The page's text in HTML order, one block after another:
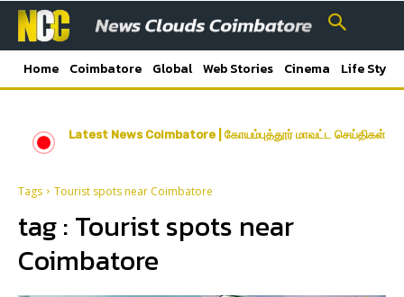
Home Coimbatore Global Web Stories Cinema Life Style
Latest News Coimbatore | கோயம்புத்தூர் மாவட்ட செய்திகள்
Tags Tourist spots near Coimbatore
tag : Tourist spots near
Coimbatore